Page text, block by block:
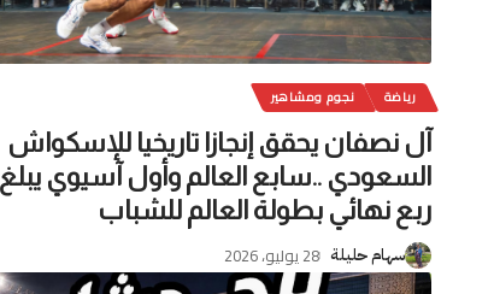
رياضة نجوم ومشاهير
آل نصفان يحقق إنجازا تاريخيا للإسكواش
السعودي ..سابع العالم وأول آسيوي يبلغ
ربع نهائي بطولة العالم للشباب
سهام حليلة 28 يوليو، 2026